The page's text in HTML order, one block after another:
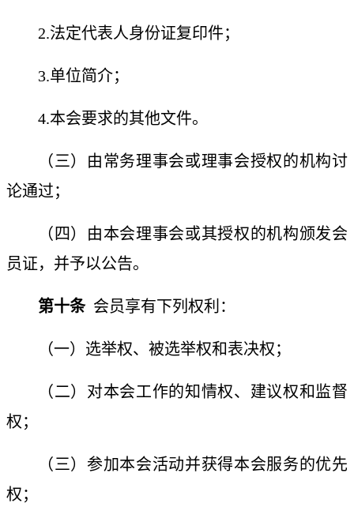
2.法定代表人身份证复印件；
3.单位简介；
4.本会要求的其他文件。
（三）由常务理事会或理事会授权的机构讨
论通过；
（四）由本会理事会或其授权的机构颁发会
员证，并予以公告。
第十条 会员享有下列权利：
（一）选举权、被选举权和表决权；
（二）对本会工作的知情权、建议权和监督
权；
（三）参加本会活动并获得本会服务的优先
权；